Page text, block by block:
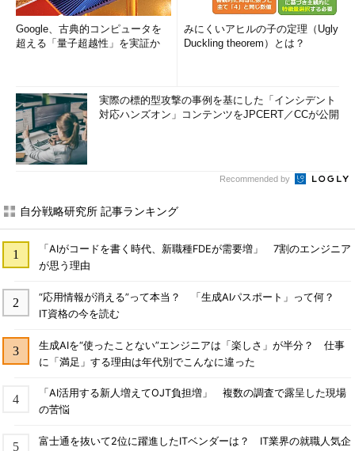
Google、古典的コンピュータを
超える「量子超越性」を実証か
みにくいアヒルの子の定理（Ugly
Duckling theorem）とは？
実際の標的型攻撃の事例を基にした「インシデント
対応ハンズオン」コンテンツをJPCERT／CCが公開
Recommended by
自分戦略研究所 記事ランキング
「AIがコードを書く時代、新職種FDEが需要増」 7割のエンジニア
が思う理由
“応用情報が消える”って本当？ 「生成AIパスポート」って何？
IT資格の今を読む
生成AIを“使ったことない”エンジニアは「楽しさ」が半分？ 仕事
に「満足」する理由は年代別でこんなに違った
「AI活用する新人増えてOJT負担増」 複数の調査で露呈した現場
の苦悩
富士通を抜いて2位に躍進したITベンダーは？ IT業界の就職人気企